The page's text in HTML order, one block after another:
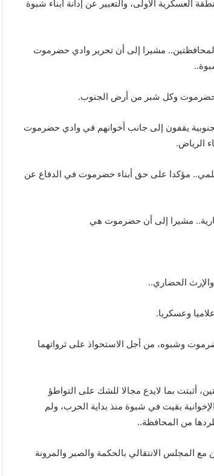
العسكرية الأولى، والتعبير عن إدانة أبناء شبوة
مشيرا إلى أن تحرير وادي حضرموت
حضرموت وكل شبر من أرض الجنوب.
يقفون إلى جانب أخوانهم في وادي حضرموت
الرياض.
مؤكدا على حق أبناء حضرموت في الدفاع عن
مشيرا إلى أن حضرموت هي
الحضاري..
وعسكريا.
وشبوه، من أجل الاستحواذ على ثرواتهما
أثبتت بما لايدع مجالا للشك على التواطؤ
بقيت في شبوة منذ بداية الحرب، ولم
من المحافظة..
مع المجلس الانتقالي بالحكمة والصبر والمرونة